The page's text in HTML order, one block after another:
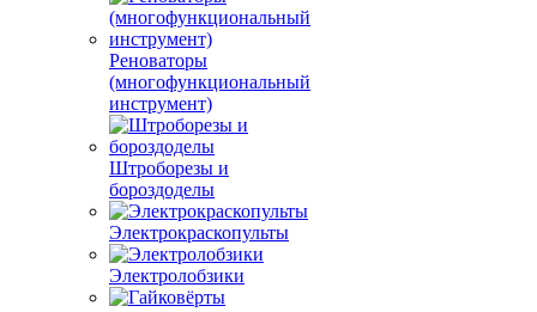
Реноваторы
(многофункциональный
инструмент)
Штроборезы и
бороздоделы
Электрокраскопульты
Электролобзики